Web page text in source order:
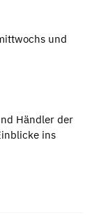
und
Händler der
ins